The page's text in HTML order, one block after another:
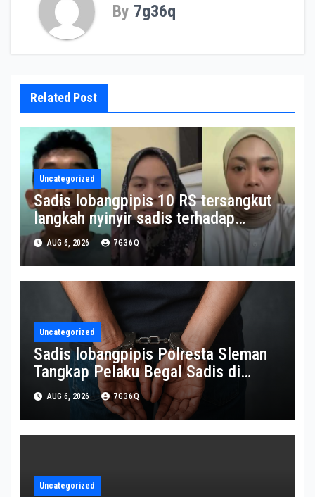
By 7g36q
Related Post
Uncategorized
Sadis lobangpipis 10 RS tersangkut
langkah nyinyir sadis terhadap
pasien BPJS
AUG 6, 2026 7G36Q
Uncategorized
Sadis lobangpipis Polresta Sleman
Tangkap Pelaku Begal Sadis di
Pakem
AUG 6, 2026 7G36Q
Uncategorized